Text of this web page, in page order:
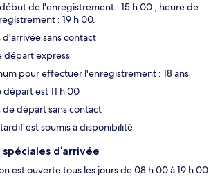
de l'enregistrement : 15 h 00 ; heure de
: 19 h 00.
d'arrivée sans contact
départ express
pour effectuer l'enregistrement : 18 ans
départ est 11 h 00
de départ sans contact
est soumis à disponibilité
d’arrivée
est ouverte tous les jours de 08 h 00 à 19 h 00